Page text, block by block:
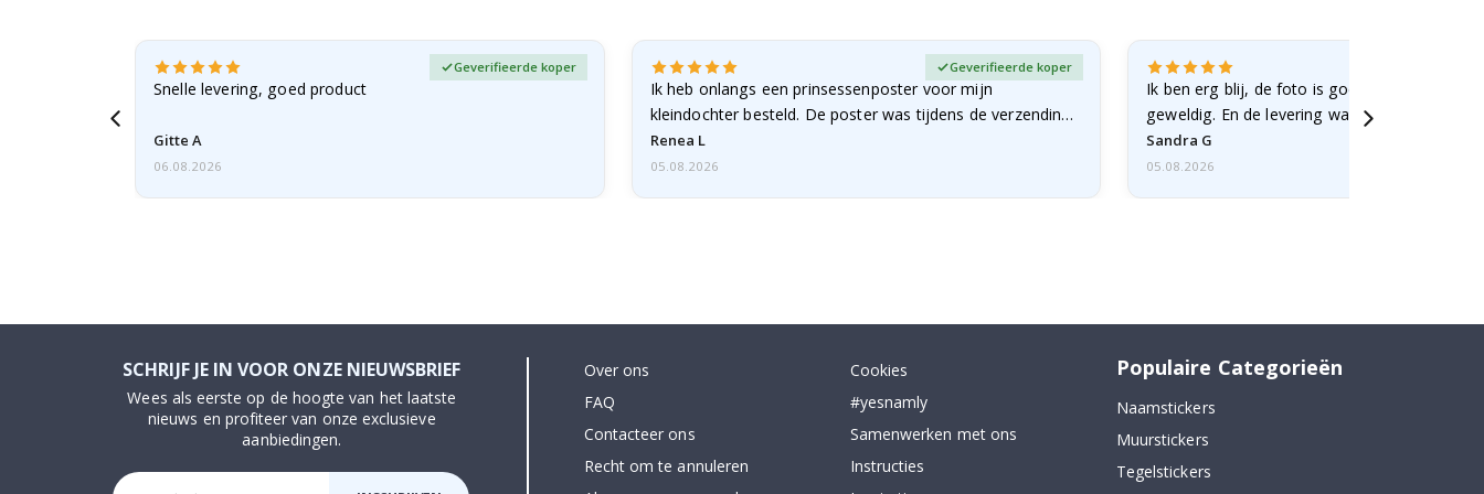
Snelle levering, goed product
Gitte A
Geverifieerde koper
06.08.2026
Ik heb onlangs een prinsessenposter voor mijn
kleindochter besteld. De poster was tijdens de verzending
licht…
Renea L
Geverifieerde koper
05.08.2026
Ik ben erg blij, de foto is goed gelukt en de
geweldig. En de levering was snel.
Sandra G
05.08.2026
SCHRIJF JE IN VOOR ONZE NIEUWSBRIEF
Wees als eerste op de hoogte van het laatste
nieuws en profiteer van onze exclusieve
aanbiedingen.
Over ons
FAQ
Contacteer ons
Recht om te annuleren
Cookies
#yesnamly
Samenwerken met ons
Instructies
Populaire Categorieën
Naamstickers
Muurstickers
Tegelstickers